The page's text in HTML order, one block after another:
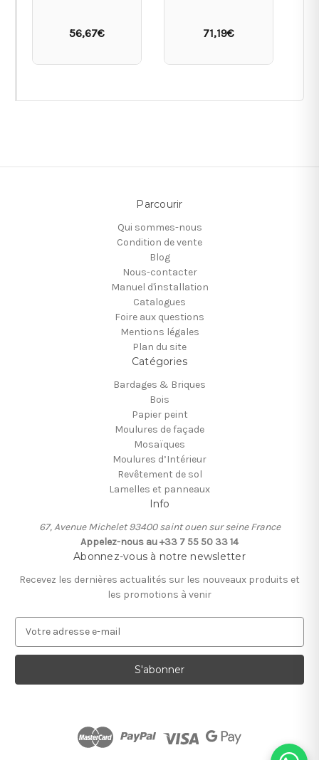
56,67€ 71,19€
Parcourir
Qui sommes-nous
Condition de vente
Blog
Nous-contacter
Manuel d'installation
Catalogues
Foire aux questions
Mentions légales
Plan du site
Catégories
Bardages & Briques
Bois
Papier peint
Moulures de façade
Mosaïques
Moulures d’Intérieur
Revêtement de sol
Lamelles et panneaux
Info
67, Avenue Michelet 93400 saint ouen sur seine France
Appelez-nous au +33 7 55 50 33 14
Abonnez-vous à notre newsletter
Recevez les dernières actualités sur les nouveaux produits et
les promotions à venir
r
s